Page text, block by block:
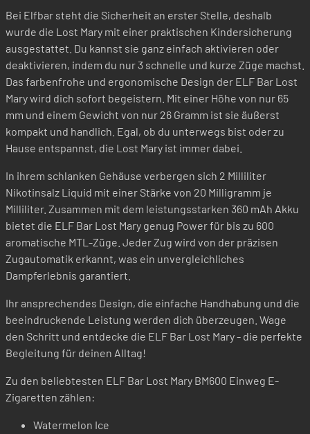
Bei Elfbar steht die Sicherheit an erster Stelle, deshalb
wurde die Lost Mary mit einer praktischen Kindersicherung
ausgestattet. Du kannst sie ganz einfach aktivieren oder
deaktivieren, indem du nur 3 schnelle und kurze Züge machst.
Das farbenfrohe und ergonomische Design der ELF Bar Lost
Mary wird dich sofort begeistern. Mit einer Höhe von nur 65
mm und einem Gewicht von nur 26 Gramm ist sie äußerst
kompakt und handlich. Egal, ob du unterwegs bist oder zu
Hause entspannst, die Lost Mary ist immer dabei.
In ihrem schlanken Gehäuse verbergen sich 2 Milliliter
Nikotinsalz Liquid mit einer Stärke von 20 Milligramm je
Milliliter. Zusammen mit dem leistungsstarken 360 mAh Akku
bietet die ELF Bar Lost Mary genug Power für bis zu 600
aromatische MTL-Züge. Jeder Zug wird von der präzisen
Zugautomatik erkannt, was ein unvergleichliches
Dampferlebnis garantiert.
Ihr ansprechendes Design, die einfache Handhabung und die
beeindruckende Leistung werden dich überzeugen. Wage
den Schritt und entdecke die ELF Bar Lost Mary - die perfekte
Begleitung für deinen Alltag!
Zu den beliebtesten ELF Bar Lost Mary BM600 Einweg E-
Zigaretten zählen:
Watermelon Ice